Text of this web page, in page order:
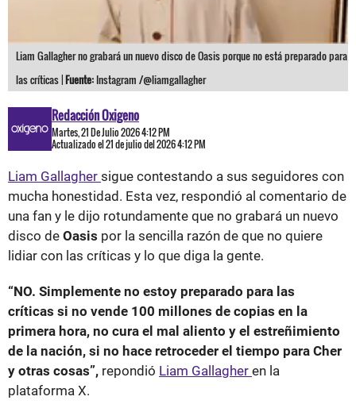
Liam Gallagher no grabará un nuevo disco de Oasis porque no está preparado para
las críticas |Fuente: Instagram /@liamgallagher
Redacción Oxigeno
Martes, 21 De Julio 2026 4:12 PM
Actualizado el 21 de julio del 2026 4:12 PM
Liam Gallagher sigue contestando a sus seguidores con
mucha honestidad. Esta vez, respondió al comentario de
una fan y le dijo rotundamente que no grabará un nuevo
disco de Oasis por la sencilla razón de que no quiere
lidiar con las críticas y lo que diga la gente.
“NO. Simplemente no estoy preparado para las
críticas si no vende 100 millones de copias en la
primera hora, no cura el mal aliento y el estreñimiento
de la nación, si no hace retroceder el tiempo para Cher
y otras cosas”, repondió Liam Gallagher en la
plataforma X.